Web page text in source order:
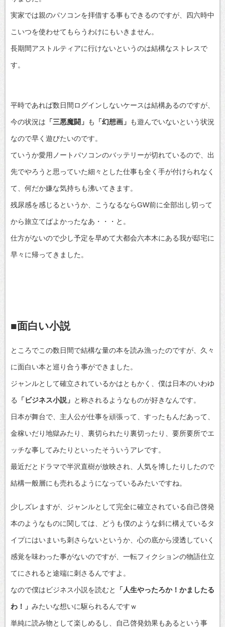
実家では親のパソコンを拝借する事もできるのですが、四六時中
こいつを使わせてもらうわけにもいきません。
長期間アストルティアに行けないというのは結構なストレスで
す。
平時であれば数日間ログインしないケースは結構あるのですが、
今の状況は 「三悪魔闘」 も 「幻想画」 も遊んでいないという状況
なので早く遊びたいのです。
ていうか愛用ノートパソコンのバッテリーが切れているので、出
先でやろうと思っていた細々とした仕事も全く手が付けられなく
て、何だか嫌な気持ちも沸いてきます。
残尿感を感じるというか、こうなるならGW前に全部出し切って
から旅立てばよかったなあ・・・と。
仕方がないので少し予定を早めて大都会六本木にある我が邸宅に
早々に帰ってきました。
■面白い小説
ところでこの数日間で結構な量の本を読み漁ったのですが、久々
に面白い本と巡り合う事ができました。
ジャンルとして確立されているかはともかく、僕は日本のいわゆ
る 「ビジネス小説」 と称されるようなものが好きなんです。
日本が舞台で、主人公が仕事を頑張って、すったもんだあって、
金稼いだり地獄みたり、裏切られたり裏切ったり、要所要所でエ
ッチな事してみたりといったそういうアレです。
最近だとドラマで半沢直樹が放映され、人気を博したりしたので
結構一般層にも売れるようになっているみたいですね。
少しズレますが、ジャンルとして完全に確立されている自己啓発
本のようなものに関しては、どうも僕のような斜に構えているタ
イプにはいまいち刺さらないというか、心の底から浸透していく
感覚を味わった事がないのですが、一転フィクションの物語仕立
てにされると途端に刺さるんですよ。
なので僕はビジネス小説を読むと 「人生やったろか！かましたる
わ！」 みたいな想いに駆られるんですｗ
単純に読み物として楽しめるし、自己啓発効果もあるという事